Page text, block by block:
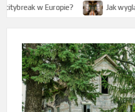
Jak wygląda turystyka